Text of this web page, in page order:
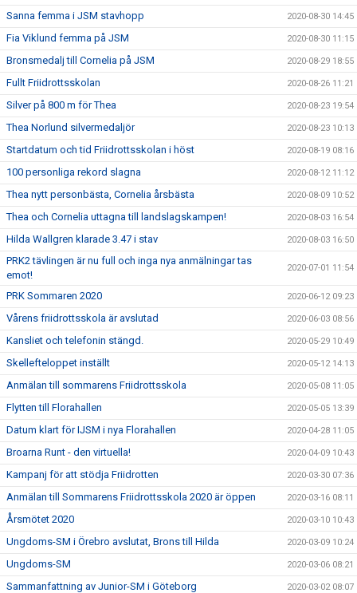
Sanna femma i JSM stavhopp 2020-08-30 14:45
Fia Viklund femma på JSM 2020-08-30 11:15
Bronsmedalj till Cornelia på JSM 2020-08-29 18:55
Fullt Friidrottsskolan 2020-08-26 11:21
Silver på 800 m för Thea 2020-08-23 19:54
Thea Norlund silvermedaljör 2020-08-23 10:13
Startdatum och tid Friidrottsskolan i höst 2020-08-19 08:16
100 personliga rekord slagna 2020-08-12 11:12
Thea nytt personbästa, Cornelia årsbästa 2020-08-09 10:52
Thea och Cornelia uttagna till landslagskampen! 2020-08-03 16:54
Hilda Wallgren klarade 3.47 i stav 2020-08-03 16:50
PRK2 tävlingen är nu full och inga nya anmälningar tas
emot!
2020-07-01 11:54
PRK Sommaren 2020 2020-06-12 09:23
Vårens friidrottsskola är avslutad 2020-06-03 08:56
Kansliet och telefonin stängd. 2020-05-29 10:49
Skellefteloppet inställt 2020-05-12 14:13
Anmälan till sommarens Friidrottsskola 2020-05-08 11:05
Flytten till Florahallen 2020-05-05 13:39
Datum klart för IJSM i nya Florahallen 2020-04-28 11:05
Broarna Runt - den virtuella! 2020-04-09 10:43
Kampanj för att stödja Friidrotten 2020-03-30 07:36
Anmälan till Sommarens Friidrottsskola 2020 är öppen 2020-03-16 08:11
Årsmötet 2020 2020-03-10 10:43
Ungdoms-SM i Örebro avslutat, Brons till Hilda 2020-03-09 10:24
Ungdoms-SM 2020-03-06 08:21
Sammanfattning av Junior-SM i Göteborg 2020-03-02 08:07